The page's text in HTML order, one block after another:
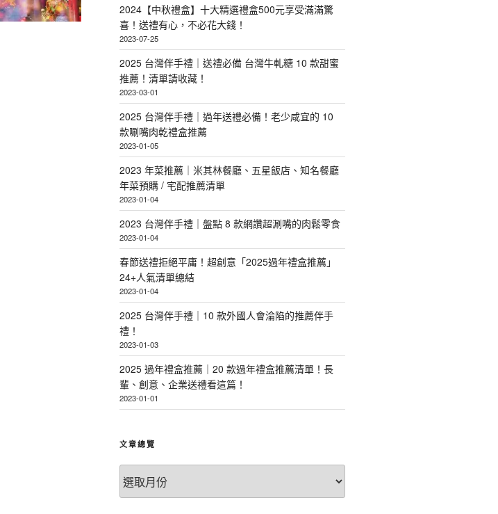
2024【中秋禮盒】十大精選禮盒500元享受滿滿驚
喜！送禮有心，不必花大錢！
2023-07-25
2025 台灣伴手禮｜送禮必備 台灣牛軋糖 10 款甜蜜
推薦！清單請收藏！
2023-03-01
2025 台灣伴手禮｜過年送禮必備！老少咸宜的 10
款唰嘴肉乾禮盒推薦
2023-01-05
2023 年菜推薦｜米其林餐廳、五星飯店、知名餐廳
年菜預購 / 宅配推薦清單
2023-01-04
2023 台灣伴手禮｜盤點 8 款網讚超涮嘴的肉鬆零食
2023-01-04
春節送禮拒絕平庸！超創意「2025過年禮盒推薦」
24+人氣清單總結
2023-01-04
2025 台灣伴手禮｜10 款外國人會淪陷的推薦伴手
禮！
2023-01-03
2025 過年禮盒推薦｜20 款過年禮盒推薦清單！長
輩、創意、企業送禮看這篇！
2023-01-01
文章總覽
章
總